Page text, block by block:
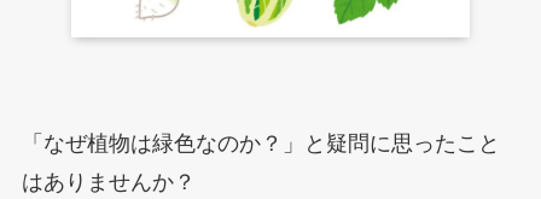
「なぜ植物は緑色なのか？」と疑問に思ったこと
はありませんか？